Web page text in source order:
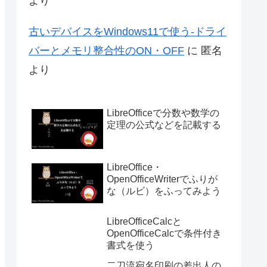
古いデバイスをWindows11で使う-ドライ
バーとメモリ整合性のON・OFF に 匿名
より
LibreOfficeで分数や数学の
定理の公式などを記載する
LibreOffice・
OpenOfficeWriterでふりが
な（ルビ）をふってみよう
LibreOfficeCalcと
OpenOfficeCalcで条件付き
書式を使う